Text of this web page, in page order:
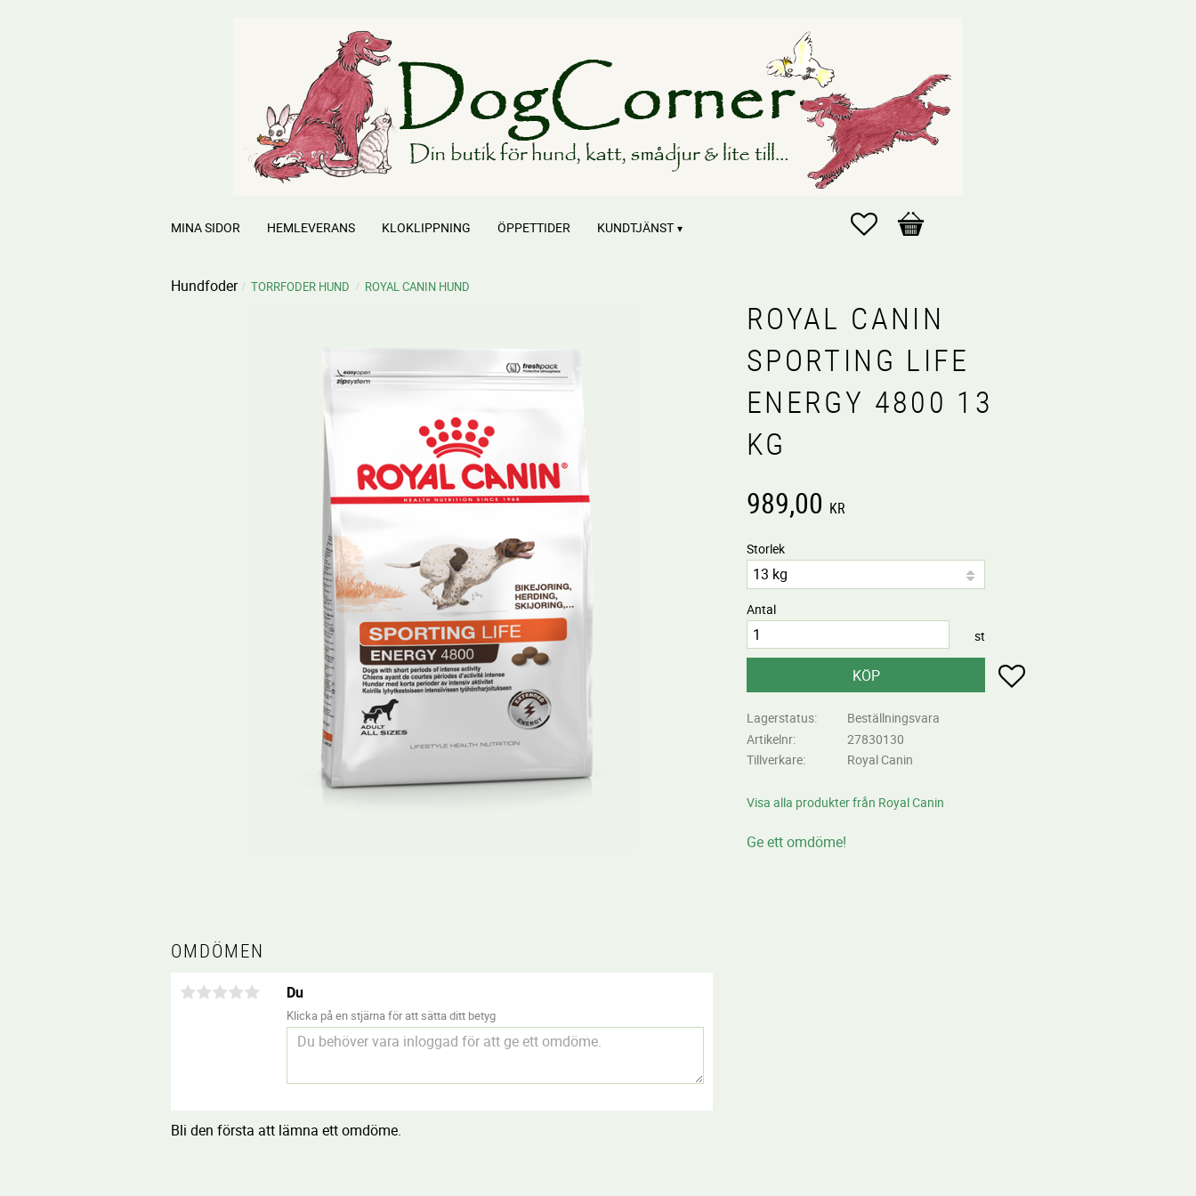
Favoriter
Kundvagn
MINA SIDOR HEMLEVERANS KLOKLIPPNING ÖPPETTIDER KUNDTJÄNST
Hundfoder TORRFODER HUND ROYAL CANIN HUND
ROYAL CANIN
SPORTING LIFE
ENERGY 4800 13
KG
989,00 KR
Storlek
Antal
st
KÖP Lägg till i favoriter
Lagerstatus
Beställningsvara
Artikelnr
27830130
Tillverkare
Royal Canin
Visa alla produkter från Royal Canin
Ge ett omdöme!
OMDÖMEN
Du
Klicka på en stjärna för att sätta ditt betyg
Bli den första att lämna ett omdöme.